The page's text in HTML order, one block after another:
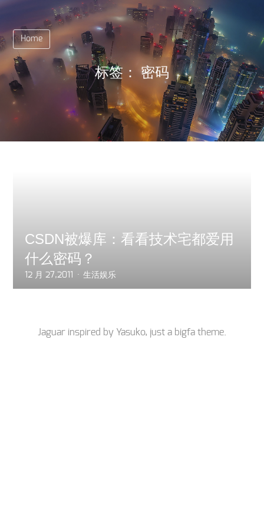
Home
标签：密码
CSDN被爆库：看看技术宅都爱用
什么密码？
12 月 27,2011 生活娱乐
Jaguar inspired by Yasuko, just a bigfa theme.